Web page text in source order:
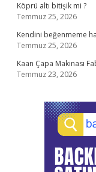
Köprü altı bitişik mi ?
Temmuz 25, 2026
Kendini beğenmeme
Temmuz 25, 2026
Kaan Çapa Makinası
Temmuz 23, 2026